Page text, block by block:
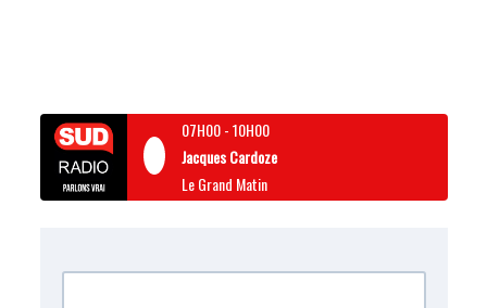
07H00-10H00
Jacques Cardoze
Le Grand Matin